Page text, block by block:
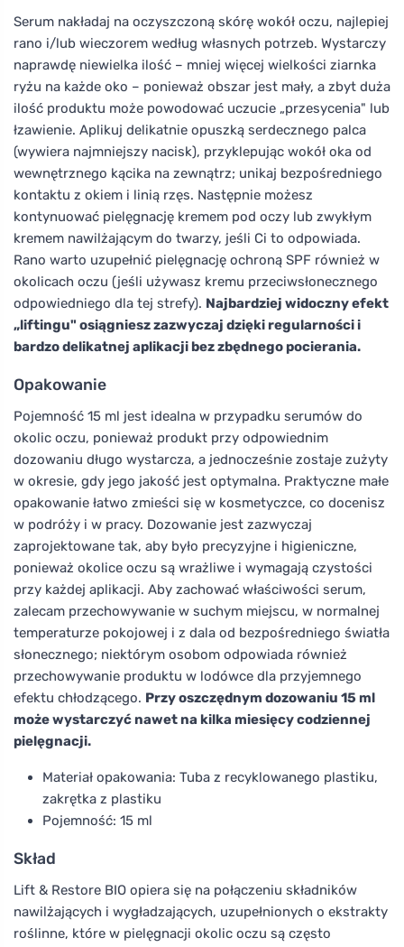
Serum nakładaj na oczyszczoną skórę wokół oczu, najlepiej
rano i/lub wieczorem według własnych potrzeb. Wystarczy
naprawdę niewielka ilość – mniej więcej wielkości ziarnka
ryżu na każde oko – ponieważ obszar jest mały, a zbyt duża
ilość produktu może powodować uczucie „przesycenia" lub
łzawienie. Aplikuj delikatnie opuszką serdecznego palca
(wywiera najmniejszy nacisk), przyklepując wokół oka od
wewnętrznego kącika na zewnątrz; unikaj bezpośredniego
kontaktu z okiem i linią rzęs. Następnie możesz
kontynuować pielęgnację kremem pod oczy lub zwykłym
kremem nawilżającym do twarzy, jeśli Ci to odpowiada.
Rano warto uzupełnić pielęgnację ochroną SPF również w
okolicach oczu (jeśli używasz kremu przeciwsłonecznego
odpowiedniego dla tej strefy). Najbardziej widoczny efekt
„liftingu" osiągniesz zazwyczaj dzięki regularności i
bardzo delikatnej aplikacji bez zbędnego pocierania.
Opakowanie
Pojemność 15 ml jest idealna w przypadku serumów do
okolic oczu, ponieważ produkt przy odpowiednim
dozowaniu długo wystarcza, a jednocześnie zostaje zużyty
w okresie, gdy jego jakość jest optymalna. Praktyczne małe
opakowanie łatwo zmieści się w kosmetyczce, co docenisz
w podróży i w pracy. Dozowanie jest zazwyczaj
zaprojektowane tak, aby było precyzyjne i higieniczne,
ponieważ okolice oczu są wrażliwe i wymagają czystości
przy każdej aplikacji. Aby zachować właściwości serum,
zalecam przechowywanie w suchym miejscu, w normalnej
temperaturze pokojowej i z dala od bezpośredniego światła
słonecznego; niektórym osobom odpowiada również
przechowywanie produktu w lodówce dla przyjemnego
efektu chłodzącego. Przy oszczędnym dozowaniu 15 ml
może wystarczyć nawet na kilka miesięcy codziennej
pielęgnacji.
Materiał opakowania: Tuba z recyklowanego plastiku,
zakrętka z plastiku
Pojemność: 15 ml
Skład
Lift & Restore BIO opiera się na połączeniu składników
nawilżających i wygładzających, uzupełnionych o ekstrakty
roślinne, które w pielęgnacji okolic oczu są często